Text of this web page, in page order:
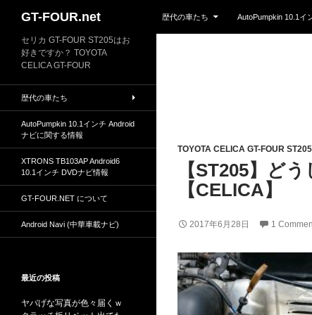
GT-FOUR.net
歴代の車たち
AutoPumpkin 10.1イ
TOYOTA CELICA GT-FOUR
【ST205】ど
【CELICA】
2017年6月28日 1
セリカ GT-FOUR ST205はお
好きですか？ TOYOTA
CELICA GT-FOUR
歴代の車たち
AutoPumpkin 10.1インチ Android
ナビに関する情報
XTRONS TB103AP Android6
10.1インチ DVDナビ情報
GT-FOUR.NET について
Android Navi (中華車載ナビ)
最近の投稿
ヤバげな写真が色々届くｗ